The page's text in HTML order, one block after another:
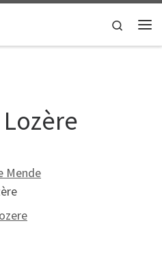
Search
Mende